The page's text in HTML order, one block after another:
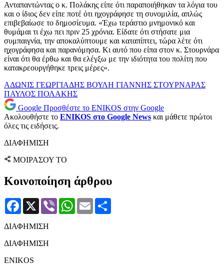
Ανταπαντώντας ο κ. Πολάκης είπε ότι παραποιήθηκαν τα λόγια του
και ο ίδιος δεν είπε ποτέ ότι ηχογράφησε τη συνομιλία, απλώς
επιβεβαίωσε το δημοσίευμα. «Έχω τεράστιο μνημονικό και
θυμάμαι τι έχω πει πριν 25 χρόνια. Είδατε ότι στήσατε μια
συμπαιγνία, την αποκαλύπτουμε και καταπίπτει, τώρα λέτε ότι
ηχογράφησα και παρανόμησα. Κι αυτό που είπα στον κ. Στουρνάρα
είναι ότι θα έρθω και θα ελέγξω με την ιδιότητα του πολίτη που
κατακρεουργήθηκε τρεις μέρες».
ΑΔΩΝΙΣ ΓΕΩΡΓΙΑΔΗΣ ΒΟΥΛΗ ΓΙΑΝΝΗΣ ΣΤΟΥΡΝΑΡΑΣ
ΠΑΥΛΟΣ ΠΟΛΑΚΗΣ
Google Προσθέστε το ENIKOS στην Google
Ακολουθήστε το ENIKOS στο Google News και μάθετε πρώτοι
όλες τις ειδήσεις.
ΔΙΑΦΗΜΙΣΗ
ΜΟΙΡΑΣΟΥ ΤΟ
Κοινοποίηση άρθρου
Facebook
X Viber WhatsApp
Email
ΔΙΑΦΗΜΙΣΗ
ΔΙΑΦΗΜΙΣΗ
ENIKOS